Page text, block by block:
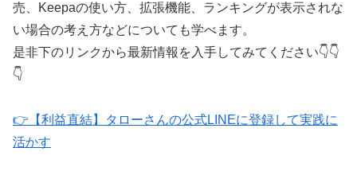
売、Keepaの使い方、拡張機能、ランキングが表示されな
い場合の考え方などについても学べます。
是非下のリンクから最新情報を入手してみてください👇👇
👇
👉【利益直結】タローさんの公式LINEに登録して実践に
活かす